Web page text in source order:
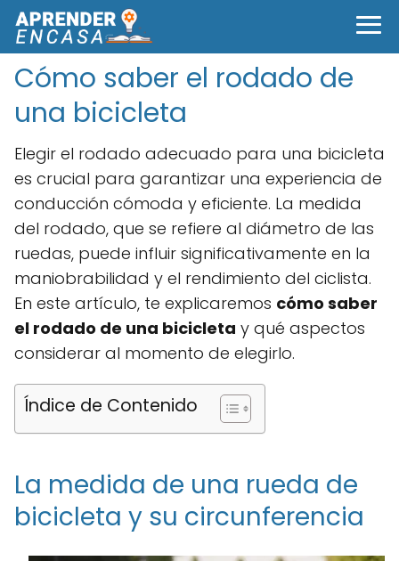
Cómo saber el rodado de
una bicicleta
Elegir el rodado adecuado para una bicicleta
es crucial para garantizar una experiencia de
conducción cómoda y eficiente. La medida
del rodado, que se refiere al diámetro de las
ruedas, puede influir significativamente en la
maniobrabilidad y el rendimiento del ciclista.
En este artículo, te explicaremos cómo saber
el rodado de una bicicleta y qué aspectos
considerar al momento de elegirlo.
Índice de Contenido
La medida de una rueda de
bicicleta y su circunferencia